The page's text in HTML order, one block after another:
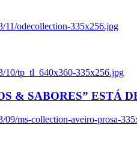
11/odecollection-335x256.jpg
10/tp_tl_640x360-335x256.jpg
& SABORES” ESTÁ
ms-collection-aveiro-prosa-